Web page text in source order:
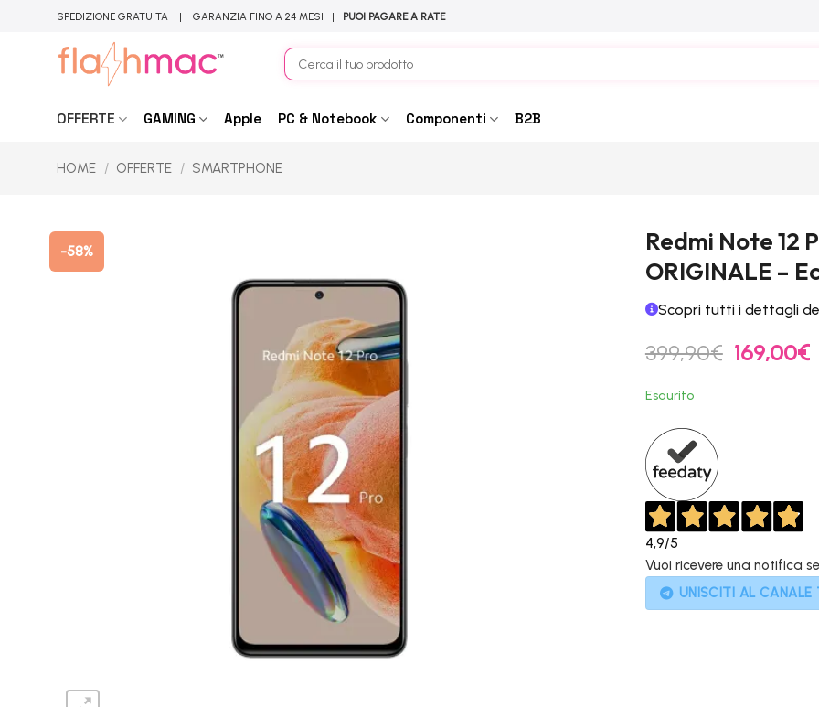
SPEDIZIONE GRATUITA | GARANZIA FINO A 24 MESI | PUOI PAGARE A RATE
Cerca:
OFFERTE GAMING Apple PC & Notebook Componenti B2B
HOME / OFFERTE / SMARTPHONE
-58%
Redmi Note 12
ORIGINALE –
Scopri tutti i dettagli
399,90€ Il
prezzo
169,00€Il
Esaurito
4,9/5
Vuoi ricevere una notifica
UNISCITI AL CANALE